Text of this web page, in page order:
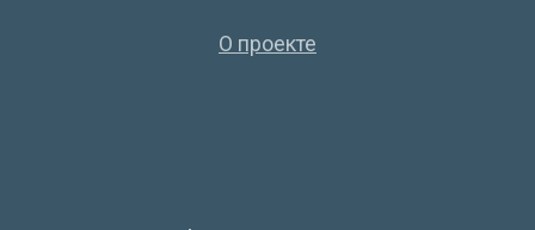
О проекте